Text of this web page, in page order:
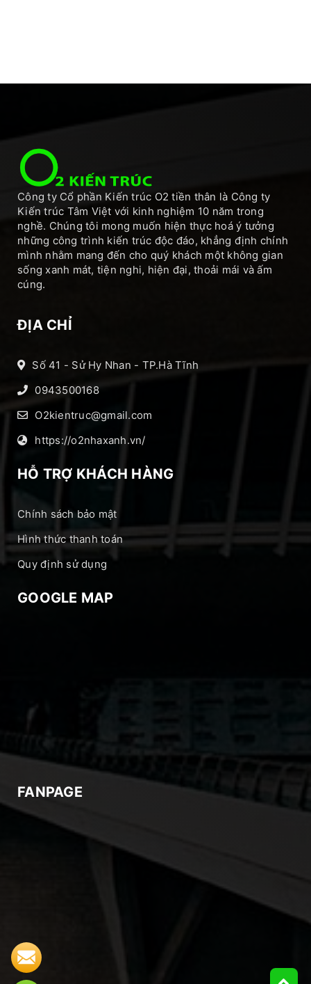
Công ty Cổ phần Kiến trúc O2 tiền thân là Công ty
Kiến trúc Tâm Việt với kinh nghiệm 10 năm trong
nghề. Chúng tôi mong muốn hiện thực hoá ý tưởng
những công trình kiến trúc độc đáo, khẳng định chính
mình nhằm mang đến cho quý khách một không gian
sống xanh mát, tiện nghi, hiện đại, thoải mái và ấm
cúng.
ĐỊA CHỈ
Số 41 - Sử Hy Nhan - TP.Hà Tĩnh
0943500168
O2kientruc@gmail.com
https://o2nhaxanh.vn/
HỖ TRỢ KHÁCH HÀNG
Chính sách bảo mật
Hình thức thanh toán
Quy định sử dụng
GOOGLE MAP
FANPAGE